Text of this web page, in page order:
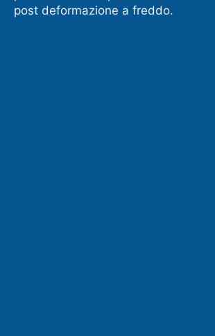
post deformazione a freddo.